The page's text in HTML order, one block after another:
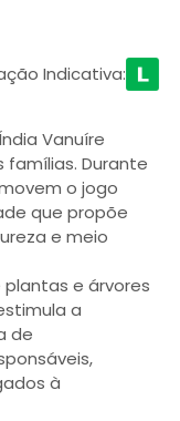
Indicativa:
Vanuíre
famílias. Durante
o jogo
que propõe
e meio
e árvores
a
de
à